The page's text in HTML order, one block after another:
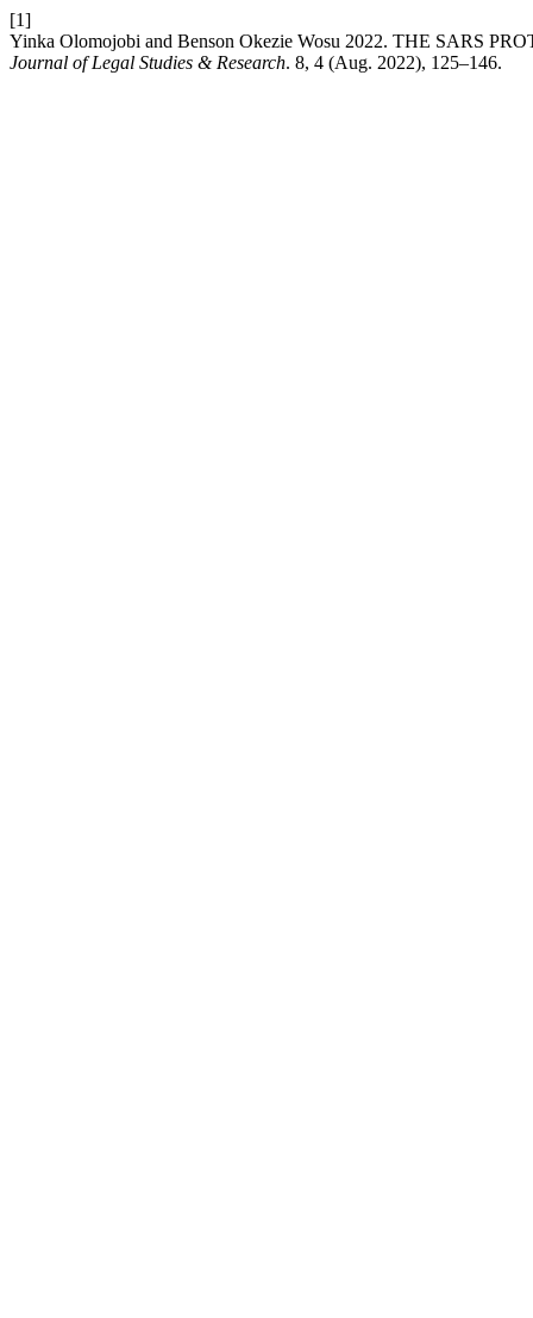
[1]
Yinka Olomojobi and Benson Okezie Wosu 2022. THE SARS
Journal of Legal Studies & Research. 8, 4 (Aug. 2022), 125–146.